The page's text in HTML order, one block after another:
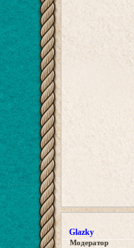
Glazky
Модератор